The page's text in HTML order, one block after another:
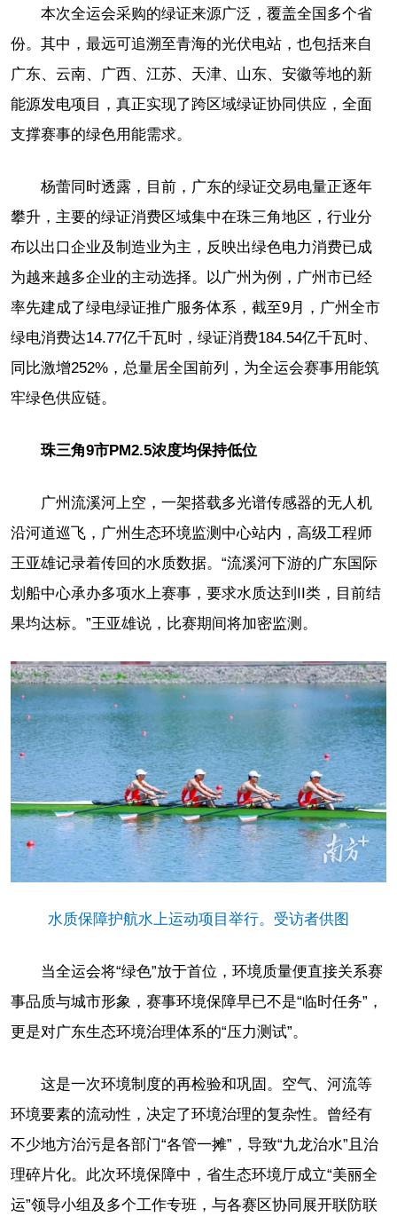
本次全运会采购的绿证来源广泛，覆盖全国多个省
份。其中，最远可追溯至青海的光伏电站，也包括来自
广东、云南、广西、江苏、天津、山东、安徽等地的新
能源发电项目，真正实现了跨区域绿证协同供应，全面
支撑赛事的绿色用能需求。
杨蕾同时透露，目前，广东的绿证交易电量正逐年
攀升，主要的绿证消费区域集中在珠三角地区，行业分
布以出口企业及制造业为主，反映出绿色电力消费已成
为越来越多企业的主动选择。以广州为例，广州市已经
率先建成了绿电绿证推广服务体系，截至9月，广州全市
绿电消费达14.77亿千瓦时，绿证消费184.54亿千瓦时、
同比激增252%，总量居全国前列，为全运会赛事用能筑
牢绿色供应链。
珠三角9市PM2.5浓度均保持低位
广州流溪河上空，一架搭载多光谱传感器的无人机
沿河道巡飞，广州生态环境监测中心站内，高级工程师
王亚雄记录着传回的水质数据。“流溪河下游的广东国际
划船中心承办多项水上赛事，要求水质达到II类，目前结
果均达标。”王亚雄说，比赛期间将加密监测。
水质保障护航水上运动项目举行。受访者供图
当全运会将“绿色”放于首位，环境质量便直接关系赛
事品质与城市形象，赛事环境保障早已不是“临时任务”，
更是对广东生态环境治理体系的“压力测试”。
这是一次环境制度的再检验和巩固。空气、河流等
环境要素的流动性，决定了环境治理的复杂性。曾经有
不少地方治污是各部门“各管一摊”，导致“九龙治水”且治
理碎片化。此次环境保障中，省生态环境厅成立“美丽全
运”领导小组及多个工作专班，与各赛区协同展开联防联